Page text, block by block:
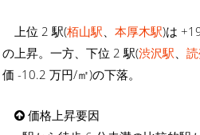
上位 2 駅(栢山駅、 本厚木駅)は
の上昇。一方、下位 2 駅(渋沢駅、
価 -10.2 万円/㎡)の下落。
価格上昇要因